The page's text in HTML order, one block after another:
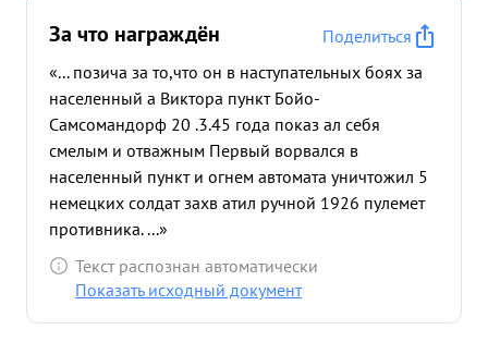
За что награждён
Поделиться
«... позича за то,что он в наступательных боях за
населенный а Виктора пункт Бойо-
Самсомандорф 20 .3.45 года показ ал себя
смелым и отважным Первый ворвался в
населенный пункт и огнем автомата уничтожил 5
немецких солдат захв атил ручной 1926 пулемет
противника. ...»
Текст распознан автоматически
Показать исходный документ